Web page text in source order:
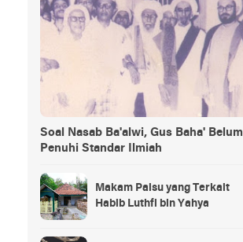
Soal Nasab Ba'alwi, Gus Baha' Belum
Penuhi Standar Ilmiah
Makam Palsu yang Terkait
Habib Luthfi bin Yahya